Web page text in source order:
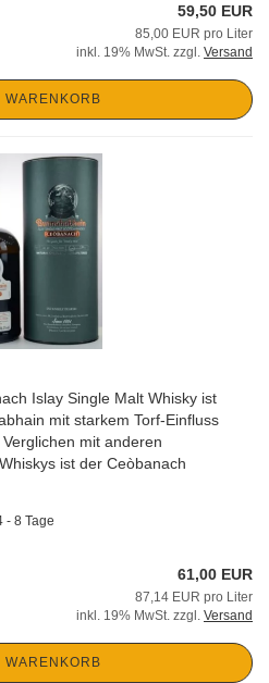
59,50 EUR
85,00 EUR pro Liter
inkl. 19% MwSt. zzgl. Versand
WARENKORB
Islay Single Malt Whisky ist
mit starkem Torf-Einfluss
mit anderen
ist der Ceòbanach
- 8 Tage
61,00 EUR
87,14 EUR pro Liter
inkl. 19% MwSt. zzgl. Versand
WARENKORB